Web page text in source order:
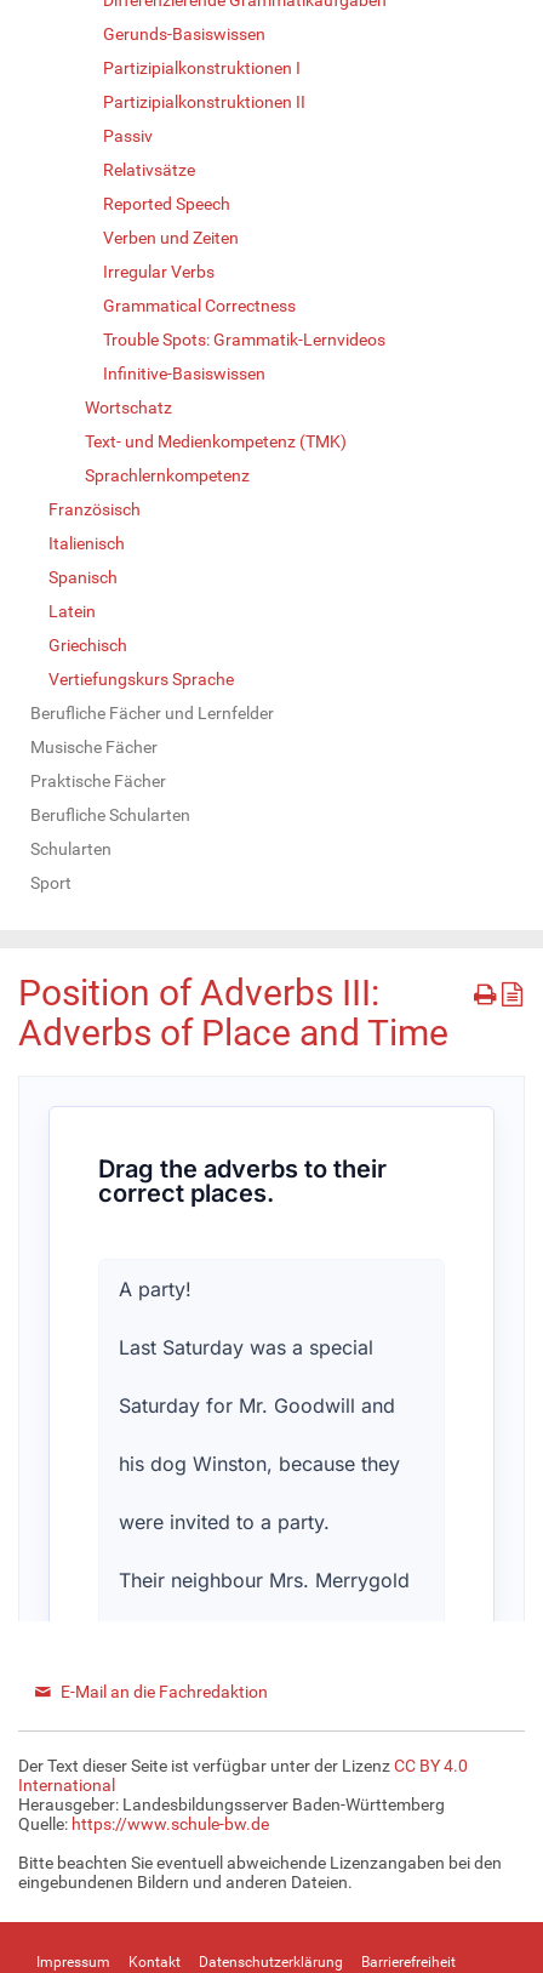
Gerunds-Basiswissen
Partizipialkonstruktionen I
Partizipialkonstruktionen II
Passiv
Relativsätze
Reported Speech
Verben und Zeiten
Irregular Verbs
Grammatical Correctness
Trouble Spots: Grammatik-Lernvideos
Infinitive-Basiswissen
Wortschatz
Text- und Medienkompetenz (TMK)
Sprachlernkompetenz
Französisch
Italienisch
Spanisch
Latein
Griechisch
Vertiefungskurs Sprache
Berufliche Fächer und Lernfelder
Musische Fächer
Praktische Fächer
Berufliche Schularten
Schularten
Sport
Position of Adverbs III:
Adverbs of Place and Time
E-Mail an die Fachredaktion
Der Text dieser Seite ist verfügbar unter der LizenzCC BY 4.0
International
Herausgeber: Landesbildungsserver Baden-Württemberg
Quelle: https://www.schule-bw.de
Bitte beachten Sie eventuell abweichende Lizenzangaben bei den
eingebundenen Bildern und anderen Dateien.
Impressum Kontakt Datenschutzerklärung Barrierefreiheit